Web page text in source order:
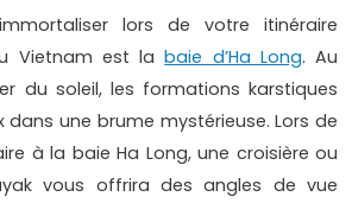
lors de votre itinéraire
Vietnam est labaie d’Ha Long. Au
du soleil, les formations karstiques
une brume mystérieuse. Lors de
à la baie Ha Long, une croisière ou
vous offrira des angles de vue